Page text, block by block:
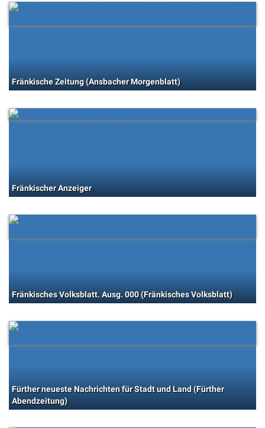
Fränkische Zeitung (Ansbacher Morgenblatt)
Fränkischer Anzeiger
Fränkisches Volksblatt. Ausg. 000 (Fränkisches Volksblatt)
Fürther neueste Nachrichten für Stadt und Land (Fürther
Abendzeitung)